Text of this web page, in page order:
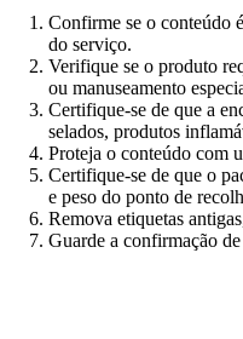
Confirme se o conteúdo
do serviço.
Verifique se o produto
ou manuseamento
Certifique-se de que a
selados, produtos
Proteja o conteúdo com
Certifique-se de que o
e peso do ponto de
Remova etiquetas
Guarde a confirmação